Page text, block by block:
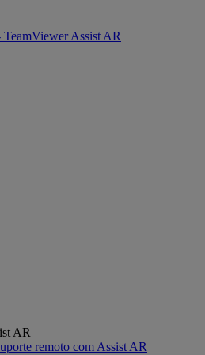
TeamViewer Assist AR
AR
remoto com Assist AR